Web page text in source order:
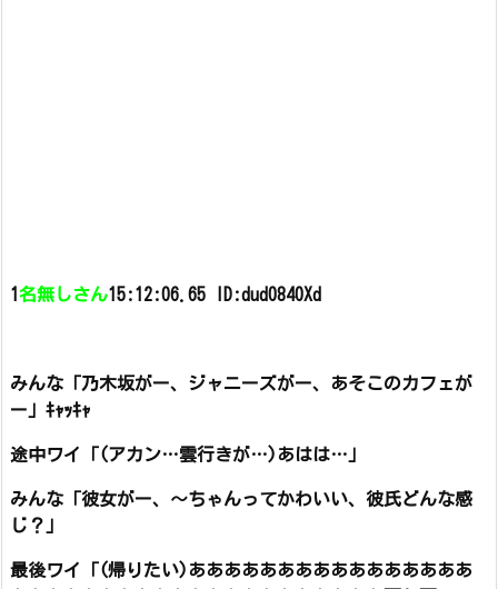
1 名無しさん15:12:06.65 ID:dud0840Xd
みんな「乃木坂がー、ジャニーズがー、あそこのカフェが
ー」ｷｬｯｷｬ
途中ワイ「(アカン…雲行きが…)あはは…」
みんな「彼女がー、～ちゃんってかわいい、彼氏どんな感
じ？」
最後ワイ「(帰りたい)ああああああああああああああああ